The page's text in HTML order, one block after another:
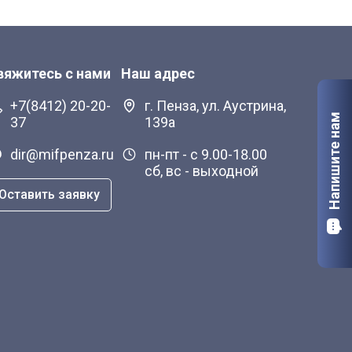
с нами
+7(8412) 20-20-
37
dir@mifpenza.ru
Оставить заявку
Наш адрес
г. Пенза, ул. Аустрина,
139а
пн-пт - с 9.00-18.00
сб, вс - выходной
Напишите нам